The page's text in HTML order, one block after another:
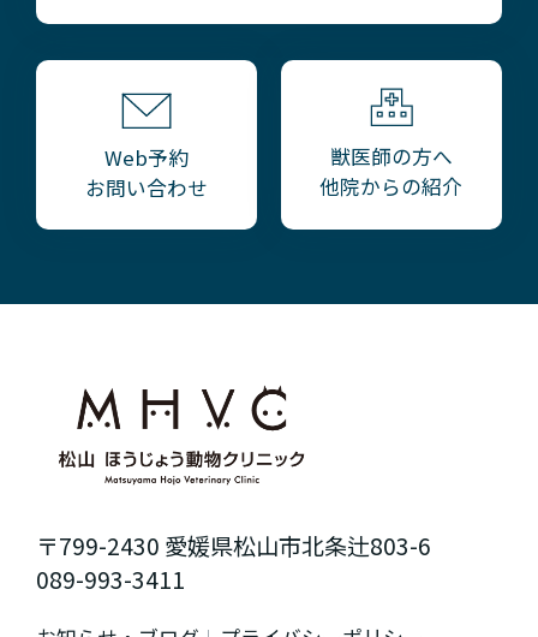
Web予約
お問い合わせ
獣医師の方へ
他院からの紹介
〒799-2430 愛媛県松山市北条辻803-6
089-993-3411